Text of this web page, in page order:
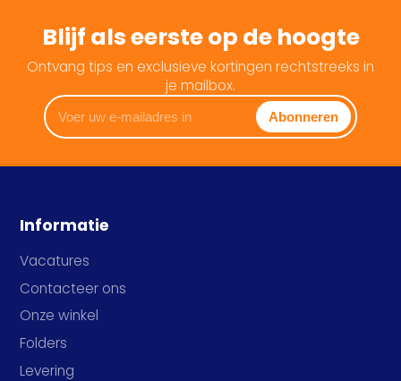
Blijf als eerste op de hoogte
Ontvang tips en exclusieve kortingen rechtstreeks in
je mailbox.
Voer
uw
e-
in
Abonneren
Informatie
Vacatures
Contacteer ons
Onze winkel
Folders
Levering